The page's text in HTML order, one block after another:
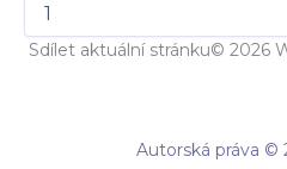
Sdílet aktuální stránku©
Autorská práva ©